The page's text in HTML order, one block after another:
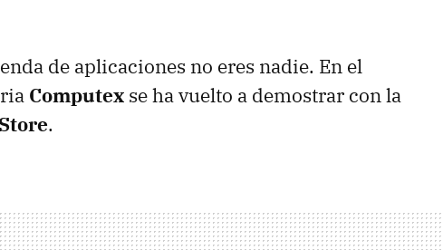
de aplicaciones no eres nadie. En el
Computex se ha vuelto a demostrar con la
.